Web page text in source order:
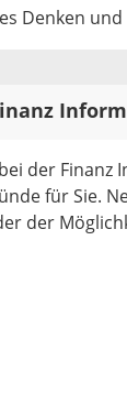
Denken
der
für Sie.
der